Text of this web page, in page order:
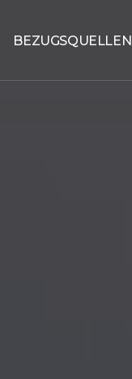
BEZUGSQUELLEN